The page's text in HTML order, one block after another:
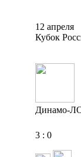
12 апреля
Кубок
Динамо-ЛО
3 : 0